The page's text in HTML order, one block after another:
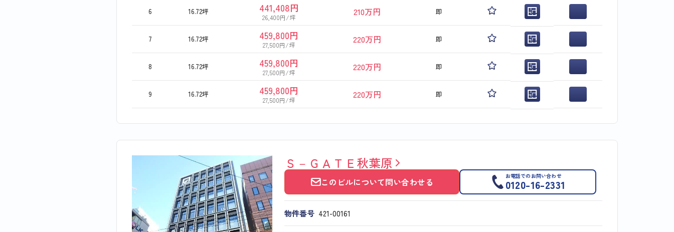
6 16.72坪 441,408円
26,400円/坪
210万円 即
7 16.72坪 459,800円
27,500円/坪
220万円 即
8 16.72坪 459,800円
27,500円/坪
220万円 即
9 16.72坪 459,800円
27,500円/坪
220万円 即
Ｓ－ＧＡＴＥ秋葉原
このビルについて問い合わせる
お電話でのお問い合わせ
0120-16-2331
物件番号 421​-​00161